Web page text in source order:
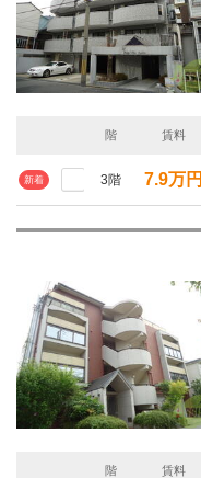
階 賃料
新着 3階 7.9万円
階 賃料